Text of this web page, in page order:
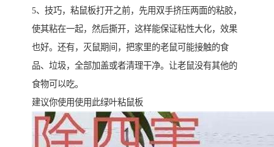
5、技巧，粘鼠板打开之前，先用双手挤压两面的粘胶，
使其粘在一起，然后撕开，这样能保证粘性大化，效果
也好。还有，灭鼠期间，把家里的老鼠可能接触的食
品、垃圾，全部加盖或者清理干净。让老鼠没有其他的
食物可以吃。
建议你使用使用此绿叶粘鼠板